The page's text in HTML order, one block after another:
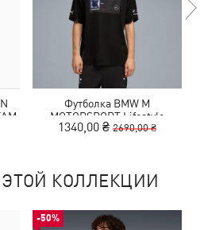
Футболка BMW M
MOTORSPORT Lifestyle
Relaxed Tee Men
1340,00 ₴ 2690,00 ₴
КОЛЛЕКЦИИ
-50%